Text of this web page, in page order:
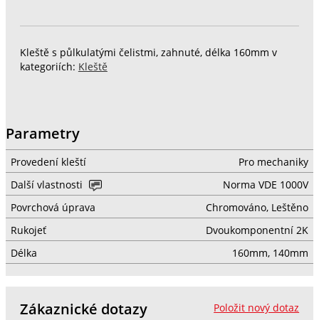
Kleště s půlkulatými čelistmi, zahnuté, délka 160mm v
kategoriích: Kleště
Parametry
Provedení kleští
Pro mechaniky
Další vlastnosti
Norma VDE 1000V
Povrchová úprava
Chromováno, Leštěno
Rukojeť
Dvoukomponentní 2K
Délka
160mm, 140mm
Položit nový dotaz
Zákaznické dotazy